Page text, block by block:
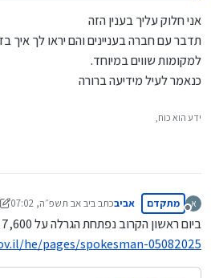
הכדאיות של ההגרלות
גם ה"שוות" האלה לא שווה
החרדיות אלא רק להשקעה,
אני חלוק עליך בענין הזה
תדבר עם חברה בעניינים והם יראו לך איך
למקומות שווים במיוחד.
כנאמר לעיל מידיעה ברורה
ידע הוא כוח,
א
מנותק
מתקדם אביבכתב ביב אב תשפ״ה, 07:02
נערך לאחרונה על ידי אביביב
ביום ראשון הקרוב נפתחת הגרלה על 7,600 דירות
he/pages/spokesman-05082025